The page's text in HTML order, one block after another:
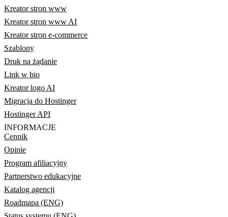
Kreator stron www
Kreator stron www AI
Kreator stron e-commerce
Szablony
Druk na żądanie
Link w bio
Kreator logo AI
Migracja do Hostinger
Hostinger API
INFORMACJE
Cennik
Opinie
Program afiliacyjny
Partnerstwo edukacyjne
Katalog agencji
Roadmapa (ENG)